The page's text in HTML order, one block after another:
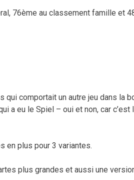
76ème au classement famille et
comportait un autre jeu dans la
a eu le Spiel – oui et non, car c’est
en plus pour 3 variantes.
plus grandes et aussi une